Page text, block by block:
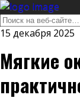
15 декабря 2025
Мягкие